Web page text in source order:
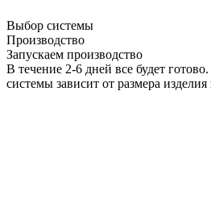
Выбор системы
Производство
Запускаем производство
В течение 2-6 дней все будет
системы зависит от размера